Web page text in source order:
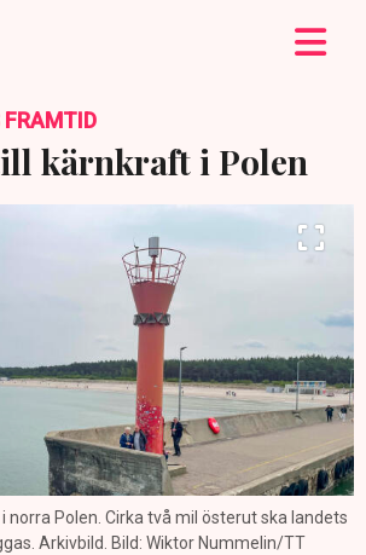
FRAMTID
kärnkraft i Polen
norra Polen. Cirka två mil österut ska landets
Arkivbild. Bild: Wiktor Nummelin/TT